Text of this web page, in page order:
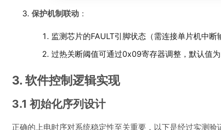
保护机制联动 ：
监测芯片的FAULT引脚状态（需连接单片机中断
过热关断阈值可通过0x09寄存器调整，默认值
3. 软件控制逻辑实现
3.1 初始化序列设计
正确的上电时序对系统稳定性至关重要，以下是经过实测验